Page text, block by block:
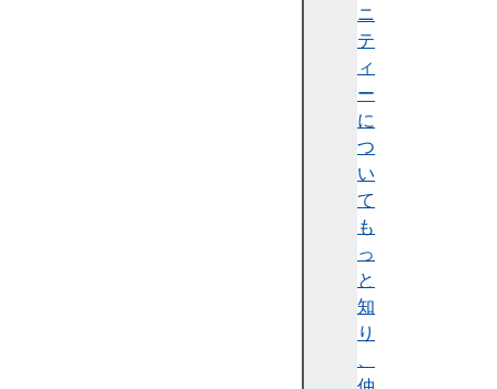
ニ
テ
ィ
ー
に
つ
い
て
も
っ
と
知
り
、